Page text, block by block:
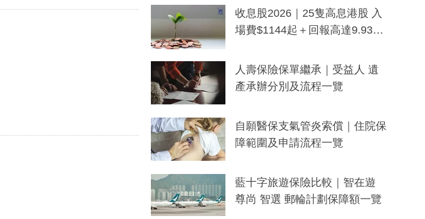
一度被誤當詐騙手段
收息股2026｜25隻高息港股 入
場費$1144起＋回報高達9.93
人壽保險保單繼承｜受益人 遺
產承辦分別及流程一覽
自願醫保支氣管炎索償｜住院保
障範圍及申請流程一覽
藍十字旅遊保險比較｜智在遊
尊尚 智選 郵輪計劃保障額一覽